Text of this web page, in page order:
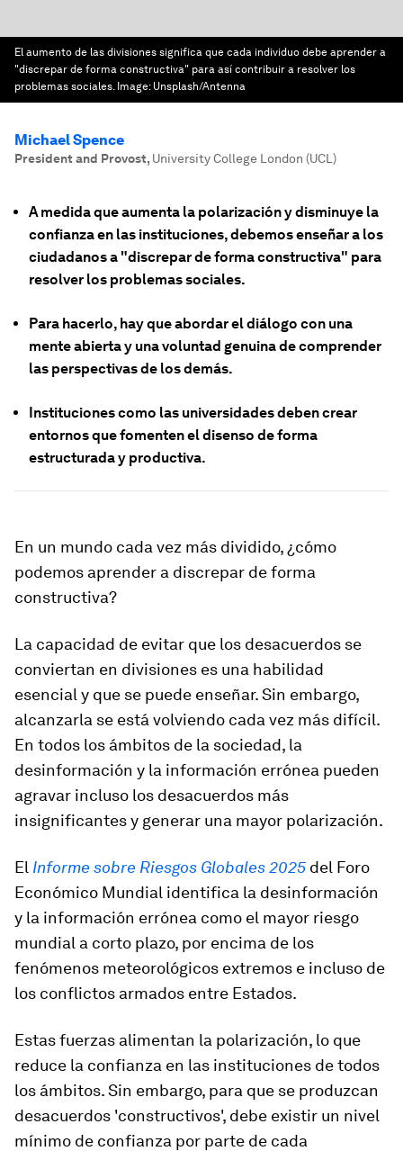
El aumento de las divisiones significa que cada individuo debe aprender a
"discrepar de forma constructiva" para así contribuir a resolver los
problemas sociales. Image: Unsplash/Antenna
Michael Spence
President and Provost, University College London (UCL)
A medida que aumenta la polarización y disminuye la
confianza en las instituciones, debemos enseñar a los
ciudadanos a "discrepar de forma constructiva" para
resolver los problemas sociales.
Para hacerlo, hay que abordar el diálogo con una
mente abierta y una voluntad genuina de comprender
las perspectivas de los demás.
Instituciones como las universidades deben crear
entornos que fomenten el disenso de forma
estructurada y productiva.
En un mundo cada vez más dividido, ¿cómo
podemos aprender a discrepar de forma
constructiva?
La capacidad de evitar que los desacuerdos se
conviertan en divisiones es una habilidad
esencial y que se puede enseñar. Sin embargo,
alcanzarla se está volviendo cada vez más difícil.
En todos los ámbitos de la sociedad, la
desinformación y la información errónea pueden
agravar incluso los desacuerdos más
insignificantes y generar una mayor polarización.
El Informe sobre Riesgos Globales 2025 del Foro
Económico Mundial identifica la desinformación
y la información errónea como el mayor riesgo
mundial a corto plazo, por encima de los
fenómenos meteorológicos extremos e incluso de
los conflictos armados entre Estados.
Estas fuerzas alimentan la polarización, lo que
reduce la confianza en las instituciones de todos
los ámbitos. Sin embargo, para que se produzcan
desacuerdos 'constructivos', debe existir un nivel
mínimo de confianza por parte de cada